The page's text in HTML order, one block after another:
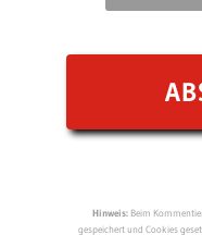
Hinweis:Beim
gespeichert und Cookies